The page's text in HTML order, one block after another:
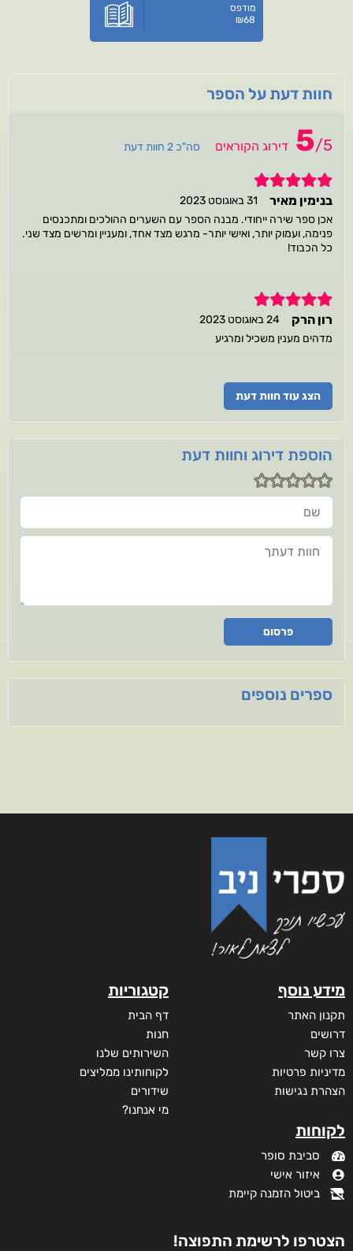
מודפס
₪68
חוות דעת על הספר
5/5 דירוג הקוראים סה"כ 2 חוות דעת
5
בנימין מאיר
31 באוגוסט 2023
אכן ספר שירה ייחודי. מבנה הספר עם השערים ההולכים ומתכנסים
פנימה, ועמוק יותר, ואישי יותר- מרגש מצד אחד, ומעניין ומרשים מצד שני.
כל הכבוד!
5
רון הרק
24 באוגוסט 2023
מדהים מענין משכיל ומרגיע
הצג עוד חוות דעת
הוספת דירוג וחוות דעת
שם
חוות דעתך
פרסום
ספרים נוספים
מידע נוסף
תקנון האתר
דרושים
צרו קשר
מדיניות פרטיות
הצהרת נגישות
לקוחות
סביבת סופר
איזור אישי
ביטול הזמנה קיימת
קטגוריות
דף הבית
חנות
השירותים שלנו
לקוחותינו ממליצים
שידורים
מי אנחנו?
הצטרפו לרשימת התפוצה!